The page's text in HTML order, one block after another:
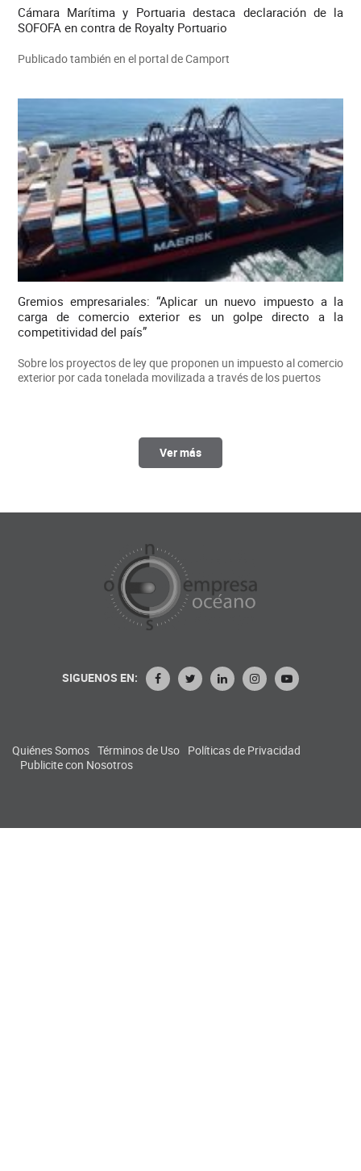
Cámara Marítima y Portuaria destaca declaración de la
SOFOFA en contra de Royalty Portuario
Publicado también en el portal de Camport
Gremios empresariales: “Aplicar un nuevo impuesto a la
carga de comercio exterior es un golpe directo a la
competitividad del país”
Sobre los proyectos de ley que proponen un impuesto al comercio
exterior por cada tonelada movilizada a través de los puertos
Ver más
SIGUENOS EN:
Quiénes Somos Términos de Uso Políticas de Privacidad
Publicite con Nosotros